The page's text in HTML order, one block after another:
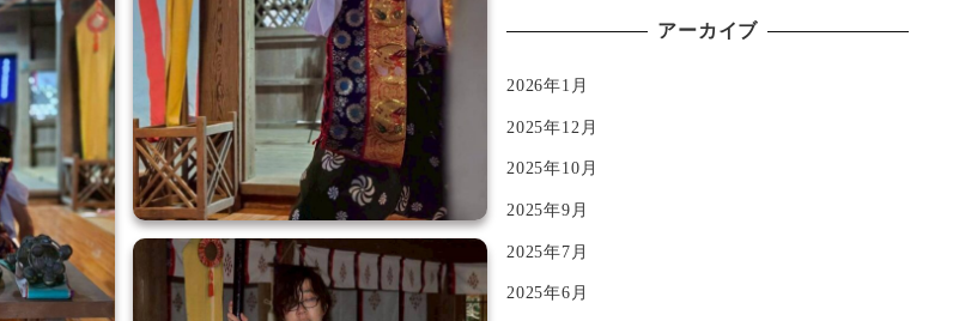
アーカイブ
2026年1月
2025年12月
2025年10月
2025年9月
2025年7月
2025年6月